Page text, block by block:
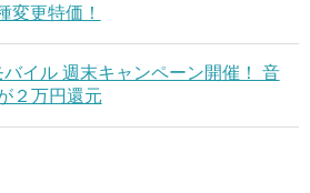
変更特価！
バイル 週末キャンペーン開催！ 音
２万円還元